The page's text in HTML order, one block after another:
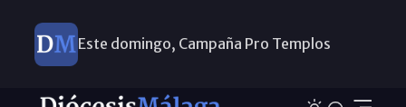
Este domingo, Campaña Pro Templos